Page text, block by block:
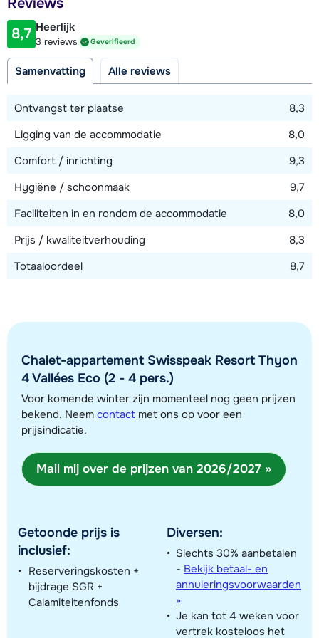
80 meter
Afstand tot piste
150 meter
100 meter
Bekijk kaart
Toon alle accommodaties in dit gebied
Deze kaart geeft een indicatie van de ligging van onze accommodaties. De
8,7 Heerlijk
3 reviews Geverifieerd
Samenvatting Alle reviews
Ontvangst ter plaatse
8,3
Ligging van de accommodatie
8,0
Comfort / inrichting
9,3
Hygiëne / schoonmaak
9,7
Faciliteiten in en rondom de accommodatie
8,0
Prijs / kwaliteitverhouding
8,3
Totaaloordeel
8,7
Chalet-appartement Swisspeak Resort Thyon
4 Vallées Eco (2 - 4 pers.)
Voor komende winter zijn momenteel nog geen prijzen
bekend. Neem contact met ons op voor een
prijsindicatie.
Mail mij over de prijzen van 2026/2027 »
Getoonde prijs is
inclusief:
Reserveringskosten +
bijdrage SGR +
Calamiteitenfonds
Diversen:
Slechts 30% aanbetalen
- Bekijk betaal- en
annuleringsvoorwaarden
»
Je kan tot 4 weken voor
vertrek kosteloos het